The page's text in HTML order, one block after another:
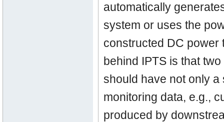
automatically
system or uses the
constructed DC power
behind IPTS is that
should have not only
monitoring data, e.g.,
produced by